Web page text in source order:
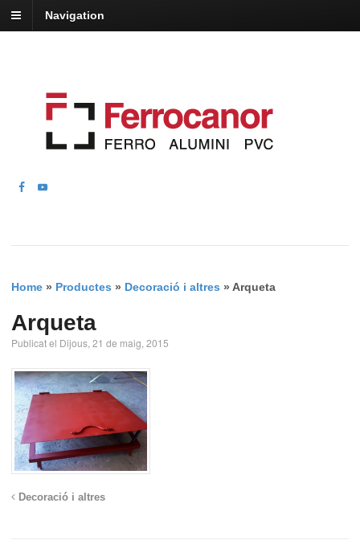
Navigation
Home » Productes » Decoració i altres » Arqueta
Arqueta
Publicat el Dijous, 21 de maig, 2015
Decoració i altres